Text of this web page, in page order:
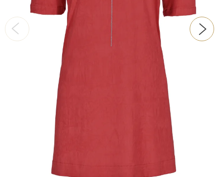
KABÁTY, BUNDY
DOPLŇKY
DÁRKOVÉ POUKAZY